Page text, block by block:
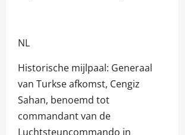
NL
Historische mijlpaal: Generaal
van Turkse afkomst, Cengiz
Sahan, benoemd tot
commandant van de
Luchtsteuncommando in